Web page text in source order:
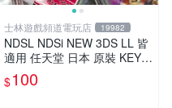
士林遊戲頻道電玩店 19982
NDSL NDSi NEW 3DS LL 皆
適用 任天堂 日本 原裝 KEYS
FACTORY 伸縮式 觸控筆 米
黃色
$100